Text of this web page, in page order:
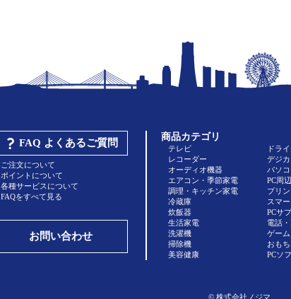
FAQ よくあるご質問
ご注文について
ポイントについて
各種サービスについて
FAQをすべて見る
お問い合わせ
商品カテゴリ
テレビ
レコーダー
オーディオ機器
エアコン・季節家電
調理・キッチン家電
冷蔵庫
炊飯器
生活家電
洗濯機
掃除機
美容健康
ドラ
デジ
パソ
PC周
プリン
スマ
PCサ
電話
ゲーム
おも
PCソ
© 株式会社ノジマ